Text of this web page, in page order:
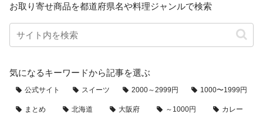
お取り寄せ商品を都道府県名や料理ジャンルで検索
気になるキーワードから記事を選ぶ
公式サイト スイーツ 2000～2999円 1000〜1999円
まとめ 北海道 大阪府 ～1000円 カレー